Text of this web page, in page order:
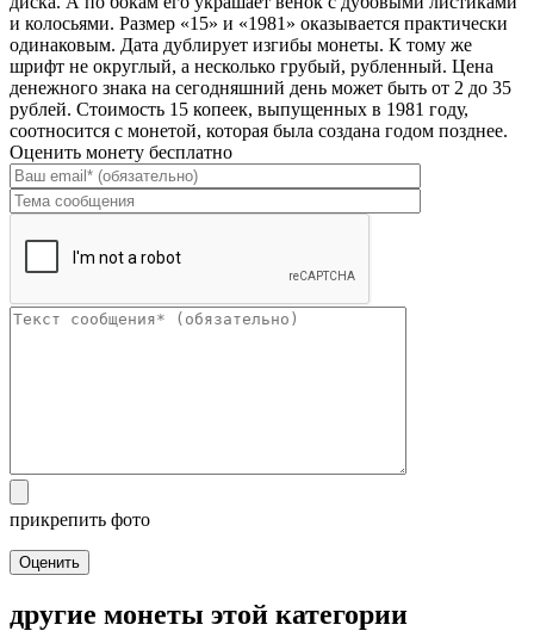
и колосьями. Размер «15» и «1981» оказывается практически
одинаковым. Дата дублирует изгибы монеты. К тому же
шрифт не округлый, а несколько грубый, рубленный. Цена
денежного знака на сегодняшний день может быть от 2 до 35
рублей. Стоимость 15 копеек, выпущенных в 1981 году,
соотносится с монетой, которая была создана годом позднее.
Оценить монету бесплатно
прикрепить фото
Оценить
другие монеты этой категории